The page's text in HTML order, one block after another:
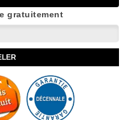
gratuitement